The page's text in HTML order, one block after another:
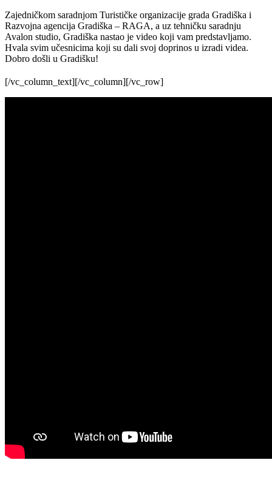
Zajedničkom saradnjom Turističke organizacije grada Gradiška i
Razvojna agencija Gradiška – RAGA, a uz tehničku saradnju
Avalon studio, Gradiška nastao je video koji vam predstavljamo.
Hvala svim učesnicima koji su dali svoj doprinos u izradi videa.
Dobro došli u Gradišku!
[/vc_column_text][/vc_column][/vc_row]